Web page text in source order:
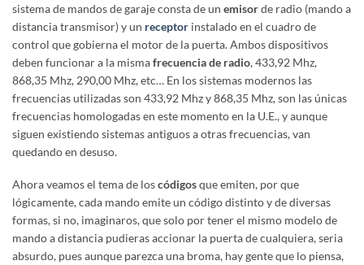
sistema de mandos de garaje consta de un emisorde radio (mando a
distancia transmisor) y un receptor instalado en el cuadro de
control que gobierna el motor de la puerta. Ambos dispositivos
deben funcionar a la mismafrecuencia de radio, 433,92 Mhz,
868,35 Mhz, 290,00 Mhz, etc… En los sistemas modernos las
frecuencias utilizadas son 433,92 Mhz y 868,35 Mhz, son las únicas
frecuencias homologadas en este momento en la U.E., y aunque
siguen existiendo sistemas antiguos a otras frecuencias, van
quedando en desuso.
Ahora veamos el tema de loscódigosque emiten, por que
lógicamente, cada mando emite un código distinto y de diversas
formas, si no, imaginaros, que solo por tener el mismo modelo de
mando a distancia pudieras accionar la puerta de cualquiera, seria
absurdo, pues aunque parezca una broma, hay gente que lo piensa,